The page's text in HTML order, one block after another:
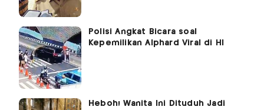
Polisi Angkat Bicara soal
Kepemilikan Alphard Viral di HI
Heboh! Wanita Ini Dituduh Jadi